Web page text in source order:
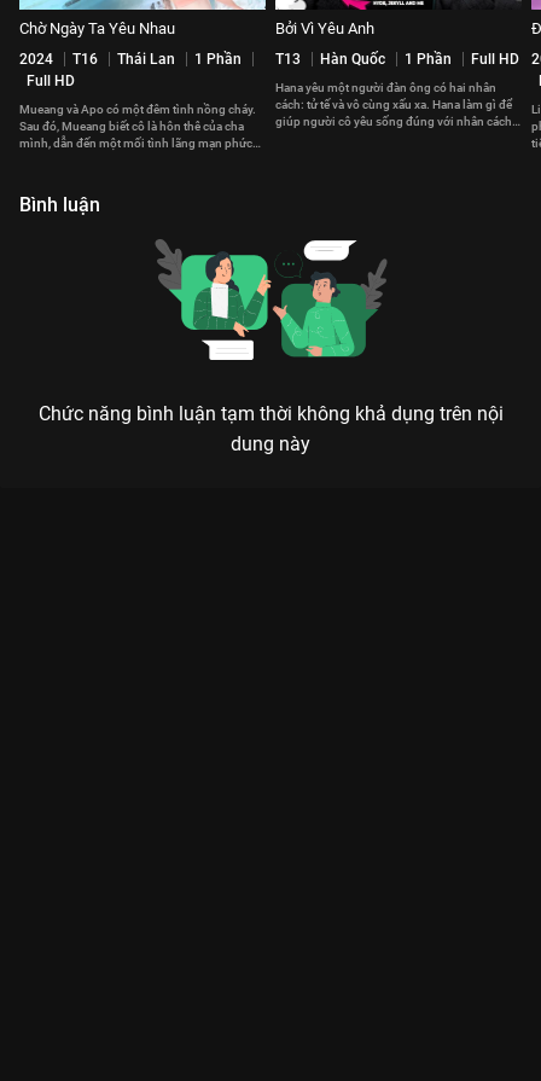
Chờ Ngày Ta Yêu Nhau
2024 T16 Thái Lan
1 Phần
Full HD
Mueang và Apo có một đêm tình nồng cháy.
Sau đó, Mueang biết cô là hôn thê của cha
mình, dẫn đến một mối tình lãng mạn phức
Bởi Vì Yêu Anh
T13 Hàn Quốc 1 Phần Full HD
Hana yêu một người đàn ông có hai nhân
cách: tử tế và vô cùng xấu xa. Hana làm gì để
giúp người cô yêu sống đúng với nhân cách
Bình luận
Chức năng bình luận tạm thời không khả dụng trên nội
dung này